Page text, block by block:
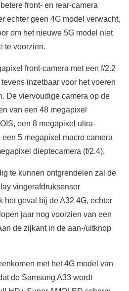
front- en rear-camera
echter geen 4G model verwacht,
om het nieuwe 5G model niet
te voorzien.
front-camera met een f/2.2
inzetbaar voor het voeren
De viervoudige camera op de
van een 48 megapixel
een 8 megapixel ultra-
5 megapixel macro camera
dieptecamera (f/2.4).
te kunnen ontgrendelen zal de
vingerafdruksensor
het geval bij de A32 4G, echter
jaar nog voorzien van een
de zijkant in de aan-/uitknop
met het 4G model van
de Samsung A33 wordt